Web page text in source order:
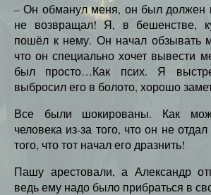
– Он обманул меня, он был должен
не возвращал! Я, в бешенстве,
пошёл к нему. Он начал обзывать
что он специально хочет вывести
был просто…Как псих. Я
выбросил его в болото, хорошо
Все были шокированы. Как
человека из-за того, что он не
того, что тот начал его дразнить!
Пашу арестовали, а Александр
ведь ему надо было прибраться в